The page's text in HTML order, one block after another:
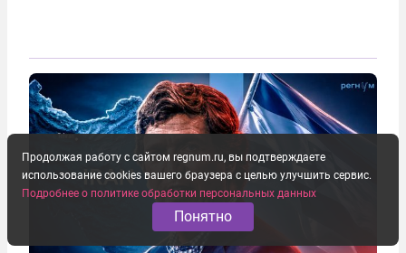
Продолжая работу с сайтом regnum.ru, вы подтверждаете
использование cookies вашего браузера с целью улучшить сервис.
Подробнее о политике обработки персональных данных
Понятно